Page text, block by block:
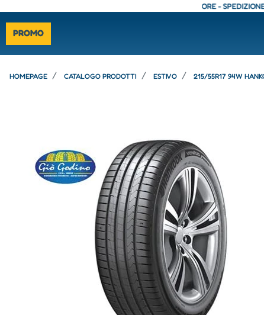
- SPEDIZIONE GRATUITA - CONSEGNA 24/48 ORE - SPEDIZIONE
PROMO
HOMEPAGE CATALOGO PRODOTTI ESTIVO 215/55R17 94W